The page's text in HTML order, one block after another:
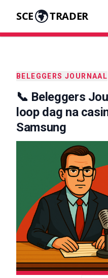
SCE TRADER
BELEGGERS JOURNAAL
📞 Beleggers
loop dag na
Samsung